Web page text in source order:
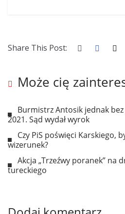
Share This Post:
Może cię
Burmistrz Antosik jednak
2021. Sąd wydał wyrok
Czy PiS poświęci Karskiego,
wizerunek?
Akcja „Trzeźwy poranek” na
tureckiego